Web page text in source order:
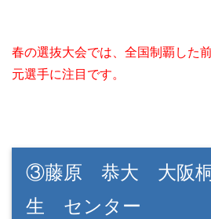
春の選抜大会では、全国制覇した
元選手に注目です。
③藤原 恭大 大阪
生 センター